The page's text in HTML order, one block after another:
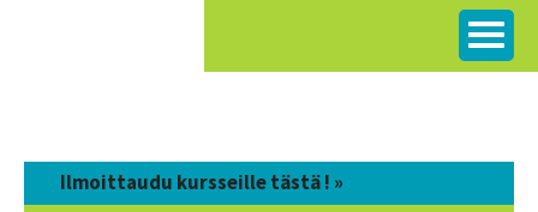
Ilmoittaudu kursseille tästä ! »